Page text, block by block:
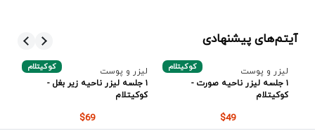
آیتم‌های پیشنهادی
کوکیتلام
لیزر و پوست
۱ جلسه لیزر ناحیه صورت -
کوکیتلام
$49
کوکیتلام
لیزر و پوست
۱ جلسه لیزر ناحیه زیر بغل -
کوکیتلام
$69